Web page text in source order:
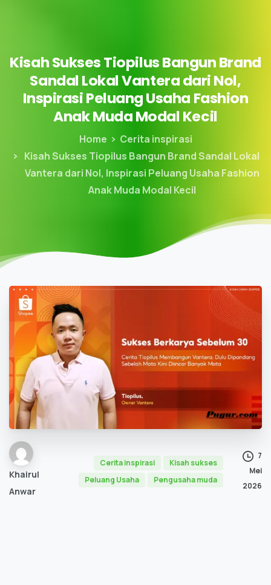
KisahSuksesTiopilusBangunBrand
Sandal LokalVanteradariNol,
InspirasiPeluangUsaha Fashion
AnakMudaModal Kecil
Home
Cerita inspirasi
Kisah Sukses Tiopilus Bangun Brand Sandal Lokal
Vantera dari Nol, Inspirasi Peluang Usaha Fashion
Anak Muda Modal Kecil
Khairul
Anwar
Cerita inspirasi
Kisah sukses
Peluang Usaha
Pengusaha muda
7
Mei
2026